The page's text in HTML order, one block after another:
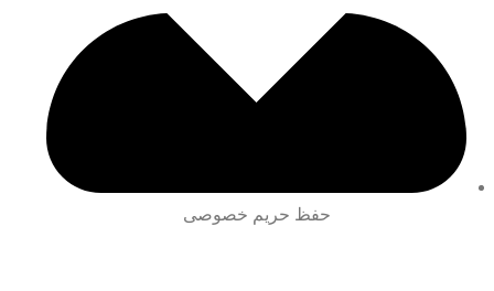
حفظ حریم خصوصی